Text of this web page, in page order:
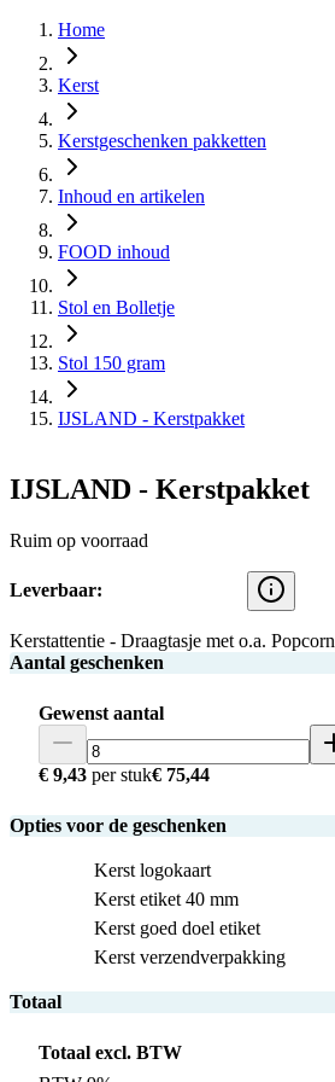
Home
Kerst
Kerstgeschenken pakketten
Inhoud en artikelen
FOOD inhoud
Stol en Bolletje
Stol 150 gram
IJSLAND - Kerstpakket
IJSLAND - Kerstpakket
Ruim op voorraad
Leverbaar:
Kerstattentie - Draagtasje met o.a. Popcorn
Aantal geschenken
Gewenst aantal
€ 9,43 per stuk€ 75,44
Opties voor de geschenken
Kerst logokaart
Kerst etiket 40 mm
Kerst goed doel etiket
Kerst verzendverpakking
Totaal
Totaal excl. BTW